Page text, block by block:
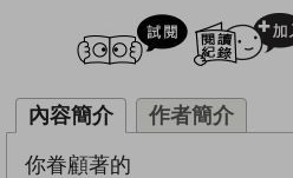
試閲
內容簡介 作者簡介
你眷顧著的